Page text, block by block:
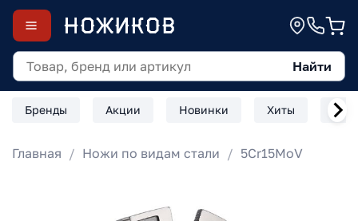
Найти
Бренды Акции Новинки Хиты
Главная Ножи по видам стали 5Cr15MoV